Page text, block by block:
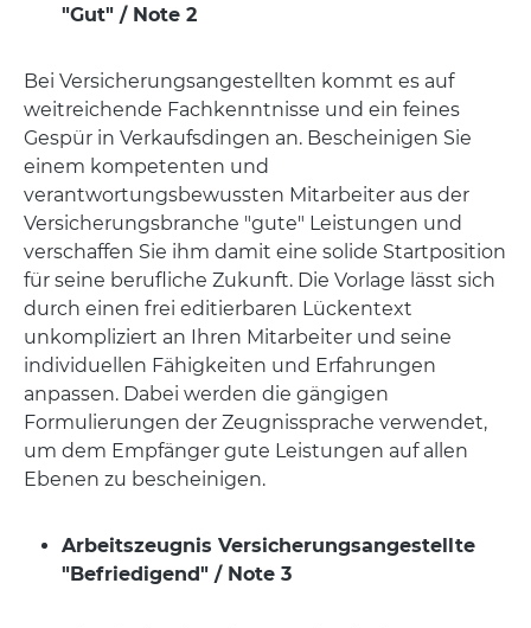
"Gut" / Note 2
Bei Versicherungsangestellten kommt es auf
weitreichende Fachkenntnisse und ein feines
Gespür in Verkaufsdingen an. Bescheinigen Sie
einem kompetenten und
verantwortungsbewussten Mitarbeiter aus der
Versicherungsbranche "gute" Leistungen und
verschaffen Sie ihm damit eine solide Startposition
für seine berufliche Zukunft. Die Vorlage lässt sich
durch einen frei editierbaren Lückentext
unkompliziert an Ihren Mitarbeiter und seine
individuellen Fähigkeiten und Erfahrungen
anpassen. Dabei werden die gängigen
Formulierungen der Zeugnissprache verwendet,
um dem Empfänger gute Leistungen auf allen
Ebenen zu bescheinigen.
Arbeitszeugnis Versicherungsangestellte
"Befriedigend" / Note 3